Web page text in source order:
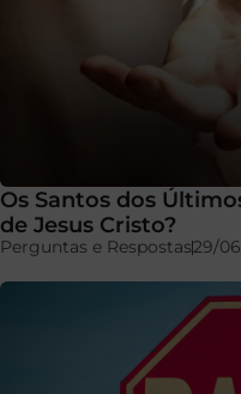
Os Santos dos
de Jesus Cristo?
Perguntas e Respostas29/